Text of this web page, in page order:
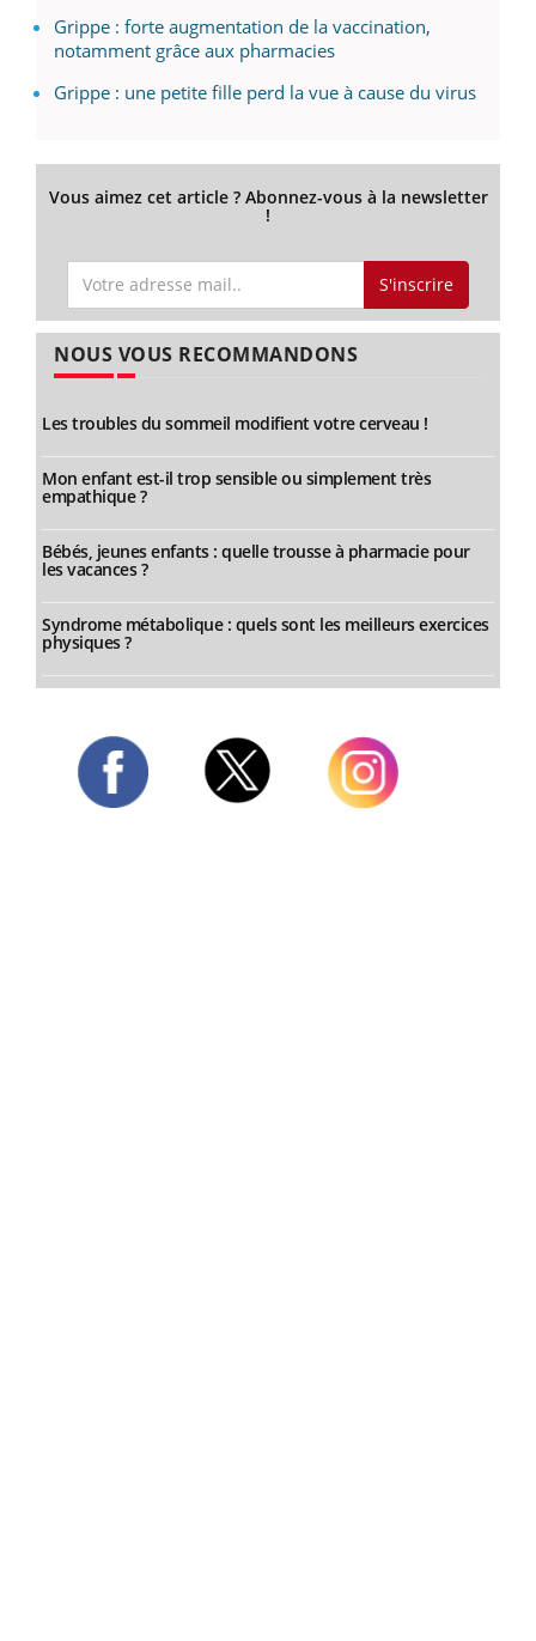
Grippe : forte augmentation de la vaccination,
notamment grâce aux pharmacies
Grippe : une petite fille perd la vue à cause du virus
Vous aimez cet article ? Abonnez-vous à la newsletter
!
S'inscrire
NOUS VOUS RECOMMANDONS
Les troubles du sommeil modifient votre cerveau !
Mon enfant est-il trop sensible ou simplement très
empathique ?
Bébés, jeunes enfants : quelle trousse à pharmacie pour
les vacances ?
Syndrome métabolique : quels sont les meilleurs exercices
physiques ?